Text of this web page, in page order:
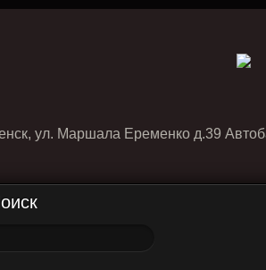
ул. Маршала Еременко д.39